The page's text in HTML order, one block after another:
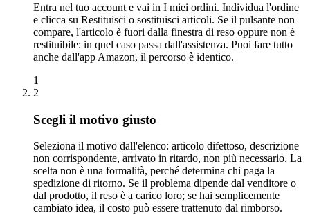
Entra nel tuo account e vai in I miei ordini. Individua l'ordine
e clicca su Restituisci o sostituisci articoli. Se il pulsante non
compare, l'articolo è fuori dalla finestra di reso oppure non è
restituibile: in quel caso passa dall'assistenza. Puoi fare tutto
anche dall'app Amazon, il percorso è identico.
1
2
Scegli il motivo giusto
Seleziona il motivo dall'elenco: articolo difettoso, descrizione
non corrispondente, arrivato in ritardo, non più necessario. La
scelta non è una formalità, perché determina chi paga la
spedizione di ritorno. Se il problema dipende dal venditore o
dal prodotto, il reso è a carico loro; se hai semplicemente
cambiato idea, il costo può essere trattenuto dal rimborso.